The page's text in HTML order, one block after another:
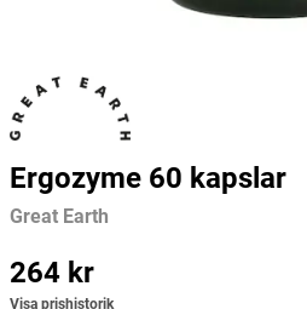
Lägg i varukorgen
Ergozyme 60 kapslar
Great Earth
Pris:264 kr
264 kr
Visa prishistorik